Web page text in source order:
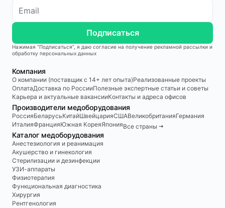
Подписаться
Нажимая “Подписаться”, я даю согласие на получение рекламной рассылки и
обработку персональных данных
Компания
О компании (поставщик с 14+ лет опыта)Реализованные проекты
ОплатаДоставка по РоссииПолезные экспертные статьи и советы
Карьера и актуальные вакансииКонтакты и адреса офисов
Производители медоборудования
РоссияБеларусьКитайШвейцарияСШАВеликобританияГермания
ИталияФранцияЮжная КореяЯпонияВсе страны 🠆
Каталог медоборудования
Анестезиология и реанимация
Акушерство и гинекология
Стерилизации и дезинфекции
УЗИ-аппараты
Физиотерапия
Функциональная диагностика
Хирургия
Рентгенология